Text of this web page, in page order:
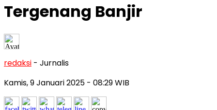
Tergenang Banjir
redaksi - Jurnalis
Kamis, 9 Januari 2025 - 08:29 WIB